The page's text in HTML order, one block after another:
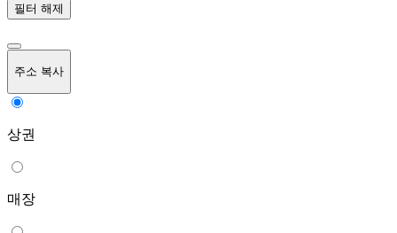
필터 해제
주소 복사
상권
매장